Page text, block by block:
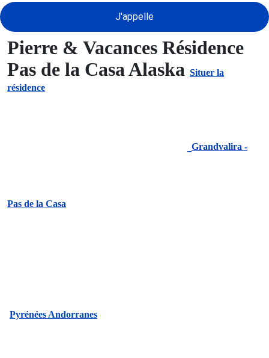
J'appelle
Pierre & Vacances Résidence
Pas de la Casa Alaska Situer la
résidence
Grandvalira -
Pas de la Casa
Pyrénées Andorranes